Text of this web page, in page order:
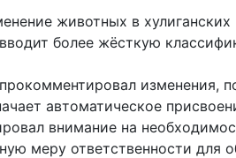
животных в
более жёсткую
изменения,
автоматическое
внимание на
меру ответственности для